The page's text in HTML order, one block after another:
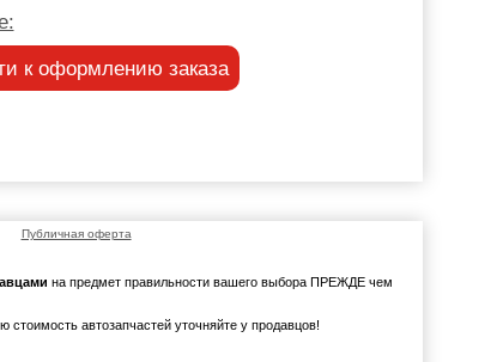
к оформлению заказа
Публичная оферта
на предмет правильности вашего выбора ПРЕЖДЕ чем
автозапчастей уточняйте у продавцов!